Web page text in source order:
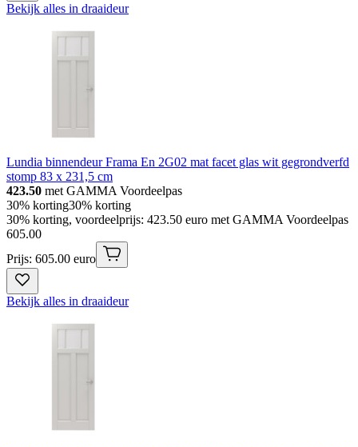
Bekijk alles in draaideur
Lundia binnendeur Frama En 2G02 mat facet glas wit gegrondverfd
stomp 83 x 231,5 cm
423.50 met GAMMA Voordeelpas
30% korting30% korting
30% korting, voordeelprijs: 423.50 euro met GAMMA Voordeelpas
605.00
Prijs: 605.00 euro
Bekijk alles in draaideur